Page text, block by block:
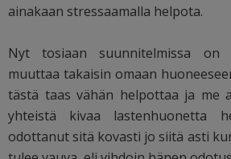
ainakaan stressaamalla helpota.
Nyt tosiaan suunnitelmissa on
muuttaa takaisin omaan
tästä taas vähän helpottaa ja me
yhteistä kivaa lastenhuonetta
odottanut sitä kovasti jo siitä asti